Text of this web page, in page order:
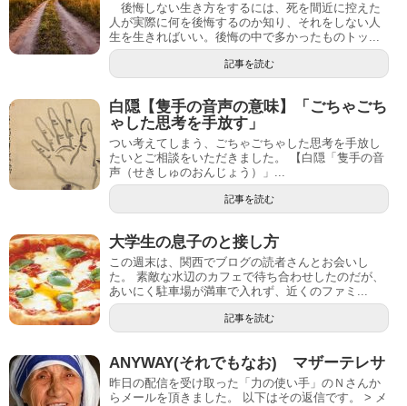
後悔しない生き方をするには、死を間近に控えた
人が実際に何を後悔するのか知り、それをしない人
生を生きればいい。後悔の中で多かったものトッ...
記事を読む
白隠【隻手の音声の意味】「ごちゃごち
ゃした思考を手放す」
つい考えてしまう、ごちゃごちゃした思考を手放し
たいとご相談をいただきました。 【白隠「隻手の音
声（せきしゅのおんじょう）」...
記事を読む
大学生の息子のと接し方
この週末は、関西でブログの読者さんとお会いし
た。 素敵な水辺のカフェで待ち合わせしたのだが、
あいにく駐車場が満車で入れず、近くのファミ...
記事を読む
ANYWAY(それでもなお) マザーテレサ
昨日の配信を受け取った「力の使い手」のＮさんか
らメールを頂きました。 以下はその返信です。 > メ